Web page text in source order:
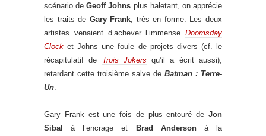
scénario deGeoff Johns plus haletant, on apprécie
les traits de Gary Frank , très en forme. Les deux
artistes venaient d’achever l’immense Doomsday
Clock et Johns une foule de projets divers (cf. le
récapitulatif de Trois Jokers qu’il a écrit aussi),
retardant cette troisième salve de Batman : Terre-
Un
Gary Frank est une fois de plus entouré de Jon
Sibal
à l’encrage et Brad Andersonà la